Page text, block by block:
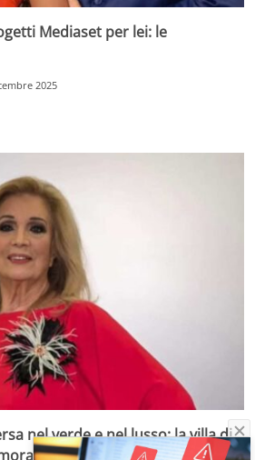
Mediaset per lei: le
2025
nel verde e nel lusso: la villa di
d’altri tempi